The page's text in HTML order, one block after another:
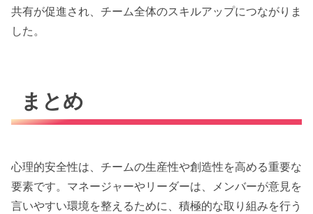
共有が促進され、チーム全体のスキルアップにつながりま
した。
まとめ
心理的安全性は、チームの生産性や創造性を高める重要な
要素です。マネージャーやリーダーは、メンバーが意見を
言いやすい環境を整えるために、積極的な取り組みを行う